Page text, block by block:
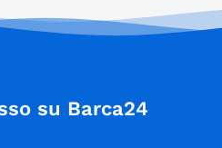
su Barca24